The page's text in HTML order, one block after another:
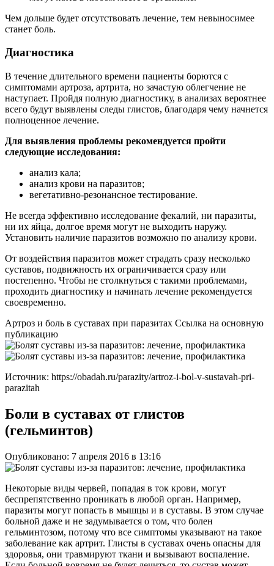
Чем дольше будет отсутствовать лечение, тем невыносимее
станет боль.
Диагностика
В течение длительного времени пациенты борются с
симптомами артроза, артрита, но зачастую облегчение не
наступает. Пройдя полную диагностику, в анализах вероятнее
всего будут выявлены следы глистов, благодаря чему начнется
полноценное лечение.
Для выявления проблемы рекомендуется пройти
следующие исследования:
анализ кала;
анализ крови на паразитов;
вегетативно-резонансное тестирование.
Не всегда эффективно исследование фекалий, ни паразиты,
ни их яйца, долгое время могут не выходить наружу.
Установить наличие паразитов возможно по анализу крови.
От воздействия паразитов может страдать сразу несколько
суставов, подвижность их ограничивается сразу или
постепенно. Чтобы не столкнуться с такими проблемами,
проходить диагностику и начинать лечение рекомендуется
своевременно.
Артроз и боль в суставах при паразитах Ссылка на основную
публикацию
Источник: https://obadah.ru/parazity/artroz-i-bol-v-sustavah-pri-
parazitah
Боли в суставах от глистов
(гельминтов)
Опубликовано: 7 апреля 2016 в 13:16
Некоторые виды червей, попадая в ток крови, могут
беспрепятственно проникать в любой орган. Например,
паразиты могут попасть в мышцы и в суставы. В этом случае
больной даже и не задумывается о том, что болен
гельминтозом, потому что все симптомы указывают на такое
заболевание как артрит. Глисты в суставах очень опасны для
здоровья, они травмируют ткани и вызывают воспаление.